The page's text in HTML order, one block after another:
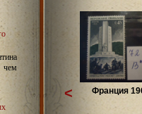
чем
Франция
<